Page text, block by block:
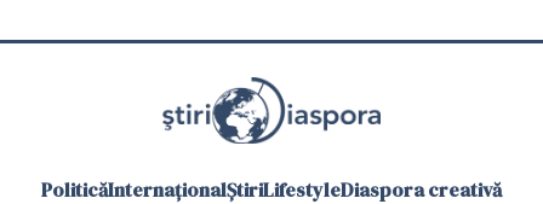
PoliticăInternaționalȘtiriLifestyleDiaspora creativă